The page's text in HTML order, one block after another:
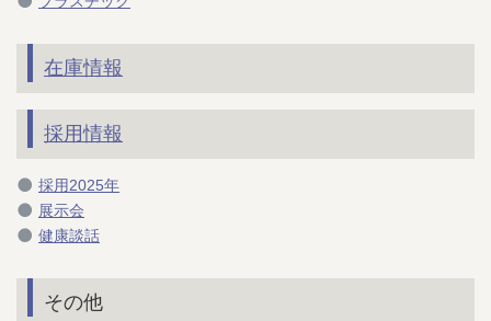
在庫情報
採用情報
採用2025年
展示会
健康談話
その他